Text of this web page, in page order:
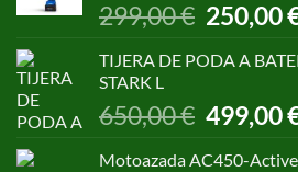
299,00€ El
precio
original
299,00 €.
250,00
TIJERA DE PODA A
STARK L
650,00€
El
precio
original
499,00
Motoazada AC450-Active